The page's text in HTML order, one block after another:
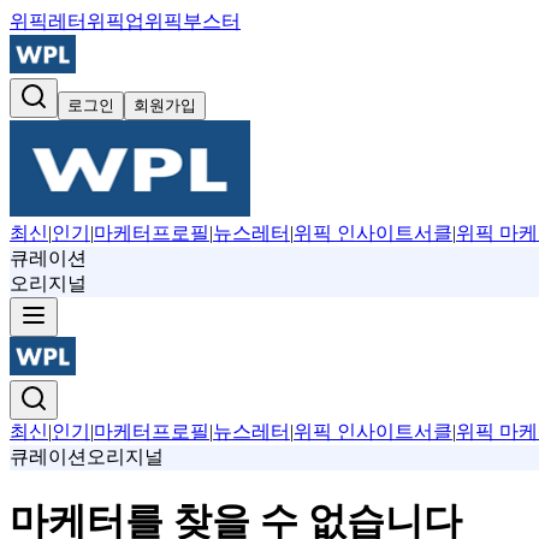
위픽레터 위픽업위픽부스터
로그인 회원가입
최신|인기 |마케터프로필|뉴스레터 |위픽 인사이트서클|위픽 마케
큐레이션
오리지널
최신|인기 |마케터프로필|뉴스레터 |위픽 인사이트서클|위픽 마케
큐레이션 오리지널
마케터를 찾을 수 없습니다